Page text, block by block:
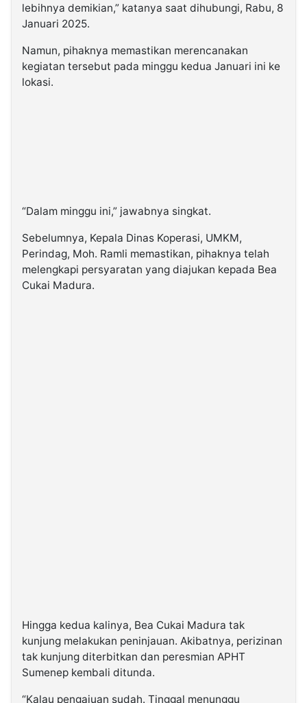
lebihnya demikian,” katanya saat dihubungi, Rabu, 8
Januari 2025.
Namun, pihaknya memastikan merencanakan
kegiatan tersebut pada minggu kedua Januari ini ke
lokasi.
“Dalam minggu ini,” jawabnya singkat.
Sebelumnya, Kepala Dinas Koperasi, UMKM,
Perindag, Moh. Ramli memastikan, pihaknya telah
melengkapi persyaratan yang diajukan kepada Bea
Cukai Madura.
Hingga kedua kalinya, Bea Cukai Madura tak
kunjung melakukan peninjauan. Akibatnya, perizinan
tak kunjung diterbitkan dan peresmian APHT
Sumenep kembali ditunda.
“Kalau pengajuan sudah. Tinggal menunggu